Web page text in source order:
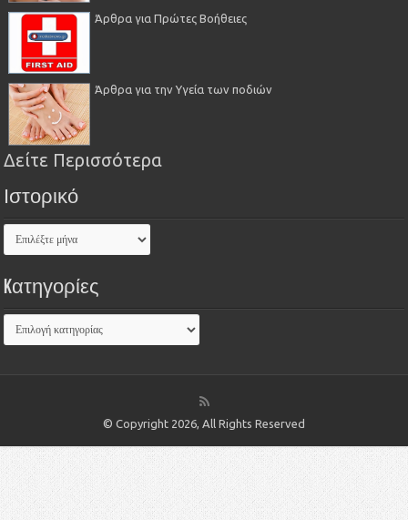
Άρθρα για Πρώτες Βοήθειες
Άρθρα για την Υγεία των ποδιών
Δείτε Περισσότερα
Ιστορικό
Kατηγορίες
© Copyright 2026, All Rights Reserved